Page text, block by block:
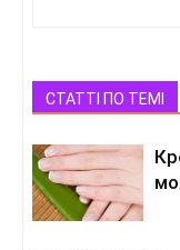
СТАТТІ ПО ТЕМІ